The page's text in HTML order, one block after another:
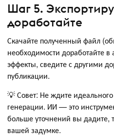
Шаг 5.
доработайте
Скачайте полученный файл
необходимости доработайте в
эффекты, сведите с другими
публикации.
💡 Совет: Не ждите идеального
генерации. ИИ — это
больше уточнений вы дадите,
вашей задумке.